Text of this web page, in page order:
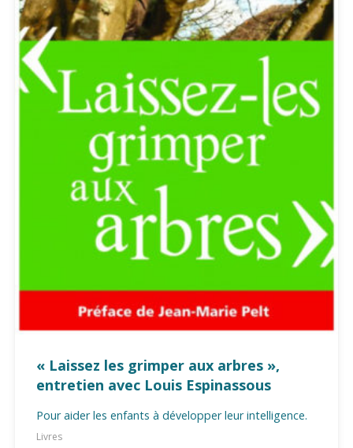
« Laissez les grimper aux arbres »,
entretien avec Louis Espinassous
Pour aider les enfants à développer leur intelligence.
Livres